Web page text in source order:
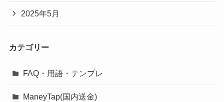
2025年5月
カテゴリー
FAQ・用語・テンプレ
ManeyTap(国内送金)